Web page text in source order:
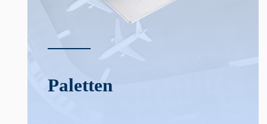
Paletten